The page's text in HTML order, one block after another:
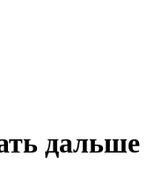
дальше